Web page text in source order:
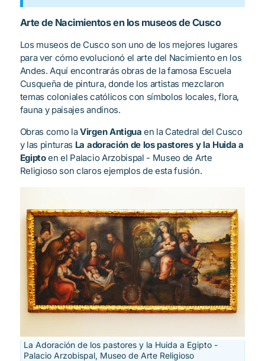
Arte de Nacimientos en los museos de Cusco
Los museos de Cusco son uno de los mejores lugares
para ver cómo evolucionó el arte del Nacimiento en los
Andes. Aquí encontrarás obras de la famosa Escuela
Cusqueña de pintura, donde los artistas mezclaron
temas coloniales católicos con símbolos locales, flora,
fauna y paisajes andinos.
Obras como laVirgen Antigua en la Catedral del Cusco
y las pinturas La adoración de los pastores y la Huida a
Egiptoen el Palacio Arzobispal - Museo de Arte
Religioso son claros ejemplos de esta fusión.
La Adoración de los pastores y la Huida a Egipto -
Palacio Arzobispal, Museo de Arte Religioso